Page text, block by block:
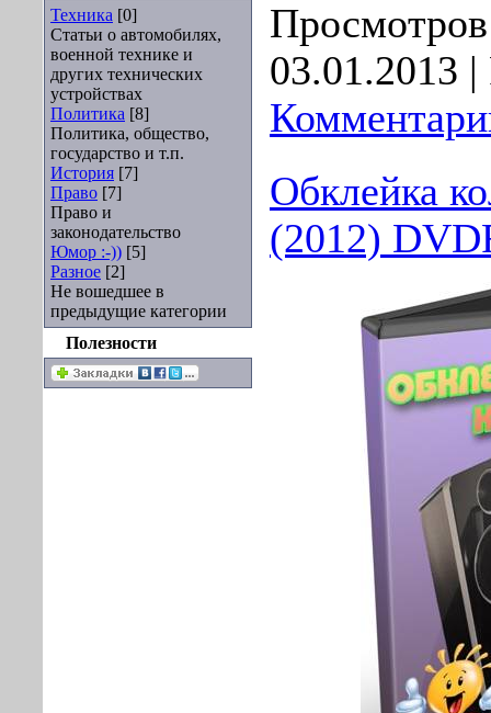
Техника [0]
Статьи о автомобилях,
военной технике и
других технических
устройствах
Политика [8]
Политика, общество,
государство и т.п.
История [7]
Право [7]
Право и
законодательство
Юмор :-)) [5]
Разное [2]
Не вошедшее в
предыдущие категории
Полезности
03.01.2013 |
Обклейка
(2012)